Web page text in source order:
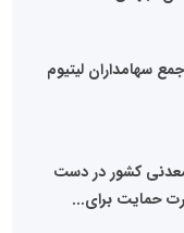
سهامداران لیتیوم
معدنی کشور در دست
حمایت برای...